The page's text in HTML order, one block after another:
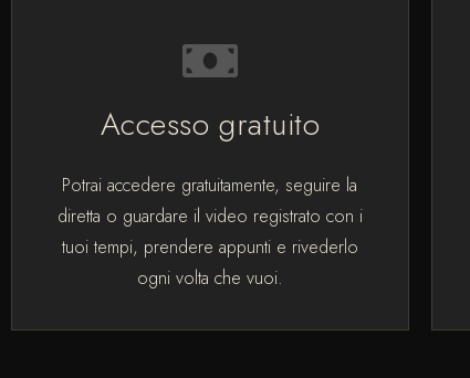
Accesso gratuito
Potrai accedere gratuitamente, seguire la
diretta o guardare il video registrato con i
tuoi tempi, prendere appunti e rivederlo
ogni volta che vuoi.